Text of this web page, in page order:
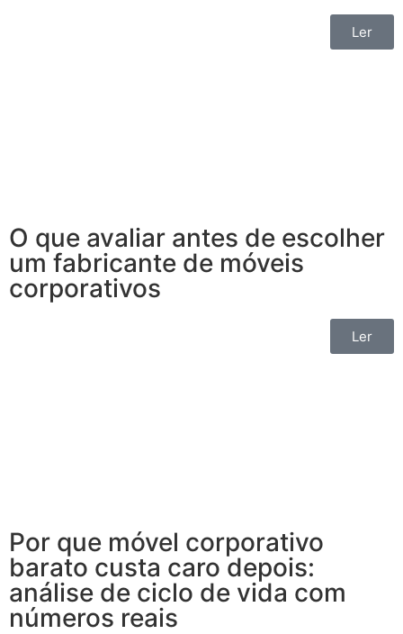
Ler
O que avaliar antes de escolher
um fabricante de móveis
corporativos
Ler
Por que móvel corporativo
barato custa caro depois:
análise de ciclo de vida com
números reais